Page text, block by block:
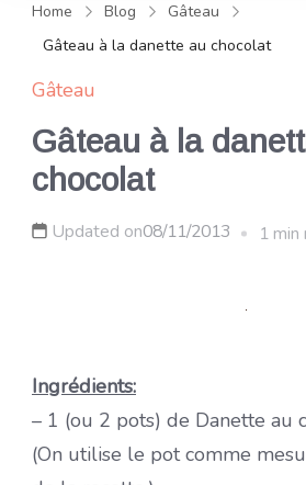
Home Blog
Gâteau
Gâteau à la danette au chocolat
Gâteau
Gâteau à la
chocolat
Updated on08/11/2013 1 min
Ingrédients:
– 1 (ou 2 pots) de Danette au
(On utilise le pot comme